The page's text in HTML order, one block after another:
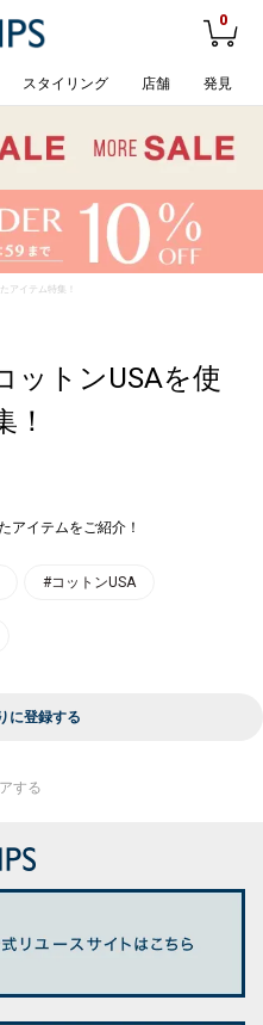
0
スタイリング 店舗 発見
アイテム特集！
ットンUSAを使
！
アイテムをご紹介！
#コットンUSA
に登録する
する